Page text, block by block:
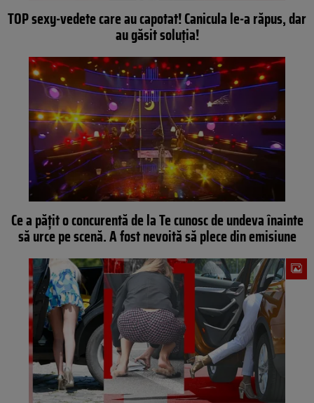
TOP sexy-vedete care au capotat! Canicula le-a răpus, dar
au găsit soluția!
Ce a pățit o concurentă de la Te cunosc de undeva înainte
să urce pe scenă. A fost nevoită să plece din emisiune